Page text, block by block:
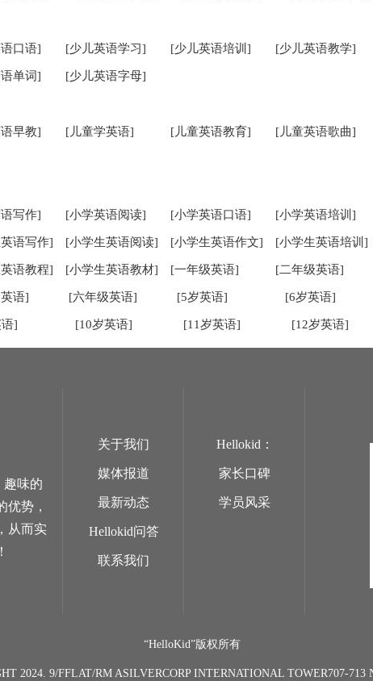
口语] [少儿英语学习] [少儿英语培训] [少儿英语教学]
单词] [少儿英语字母]
早教] [儿童学英语] [儿童英语教育] [儿童英语歌曲]
写作] [小学英语阅读] [小学英语口语] [小学英语培训]
语写作] [小学生英语阅读] [小学生英语作文] [小学生英语培训]
语教程] [小学生英语教材] [一年级英语] [二年级英语]
语] [六年级英语] [5岁英语] [6岁英语]
] [10岁英语] [11岁英语] [12岁英语]
趣味的
优势，
从而实
关于我们
媒体报道
最新动态
Hellokid问答
联系我们
Hellokid：
家长口碑
学员风采
“HelloKid”版权所有
2024. 9/FFLAT/RM ASILVERCORP INTERNATIONAL TOWER707-